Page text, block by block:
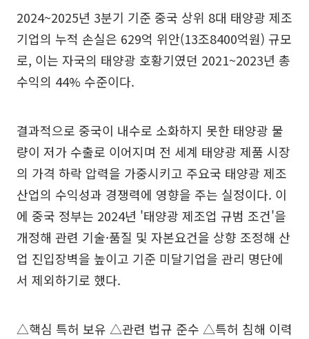
2024~2025년 3분기 기준 중국 상위 8대 태양광 제조
기업의 누적 손실은 629억 위안(13조8400억원) 규모
로, 이는 자국의 태양광 호황기였던 2021~2023년 총
수익의 44% 수준이다.
결과적으로 중국이 내수로 소화하지 못한 태양광 물
량이 저가 수출로 이어지며 전 세계 태양광 제품 시장
의 가격 하락 압력을 가중시키고 주요국 태양광 제조
산업의 수익성과 경쟁력에 영향을 주는 실정이다. 이
에 중국 정부는 2024년 '태양광 제조업 규범 조건'을
개정해 관련 기술·품질 및 자본요건을 상향 조정해 산
업 진입장벽을 높이고 기준 미달기업을 관리 명단에
서 제외하기로 했다.
△핵심 특허 보유 △관련 법규 준수 △특허 침해 이력